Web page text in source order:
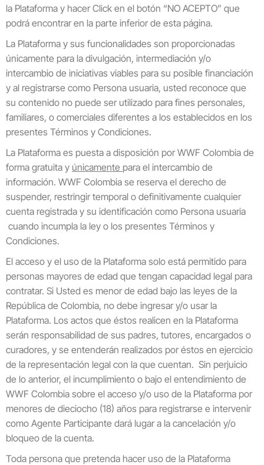
la Plataforma y hacer Click en el botón “NO ACEPTO” que
podrá encontrar en la parte inferior de esta página.
La Plataforma y sus funcionalidades son proporcionadas
únicamente para la divulgación, intermediación y/o
intercambio de iniciativas viables para su posible financiación
y al registrarse como Persona usuaria, usted reconoce que
su contenido no puede ser utilizado para fines personales,
familiares, o comerciales diferentes a los establecidos en los
presentes Términos y Condiciones.
La Plataforma es puesta a disposición por WWF Colombia de
forma gratuita y únicamente para el intercambio de
información. WWF Colombia se reserva el derecho de
suspender, restringir temporal o definitivamente cualquier
cuenta registrada y su identificación como Persona usuaria
cuando incumpla la ley o los presentes Términos y
Condiciones.
El acceso y el uso de la Plataforma solo está permitido para
personas mayores de edad que tengan capacidad legal para
contratar. Si Usted es menor de edad bajo las leyes de la
República de Colombia, no debe ingresar y/o usar la
Plataforma. Los actos que éstos realicen en la Plataforma
serán responsabilidad de sus padres, tutores, encargados o
curadores, y se entenderán realizados por éstos en ejercicio
de la representación legal con la que cuentan. Sin perjuicio
de lo anterior, el incumplimiento o bajo el entendimiento de
WWF Colombia sobre el acceso y/o uso de la Plataforma por
menores de dieciocho (18) años para registrarse e intervenir
como Agente Participante dará lugar a la cancelación y/o
bloqueo de la cuenta.
Toda persona que pretenda hacer uso de la Plataforma